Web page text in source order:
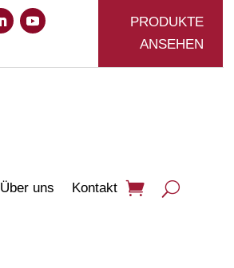
PRODUKTE
ANSEHEN
Über uns Kontakt